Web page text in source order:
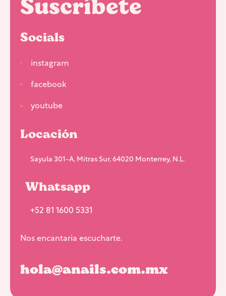
Socials
instagram
facebook
youtube
Locación
Sayula 301-A, Mitras Sur, 64020 Monterrey, N.L.
Whatsapp
+52 81 1600 5331
Nos encantaria escucharte.
hola@anails.com.mx